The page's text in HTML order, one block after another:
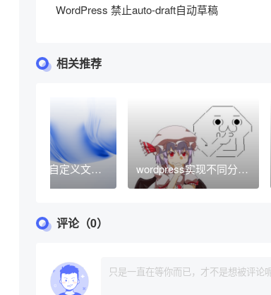
WordPress 禁止auto-draft自动草稿
相关推荐
WordPress 自定义文章
类型终极教程
wordpress实现不同分类
设置不同的每页显示文
评论（0）